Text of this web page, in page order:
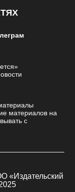
материалов на
с
«Издательский